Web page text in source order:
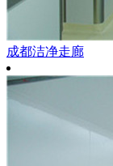
成都洁净走廊